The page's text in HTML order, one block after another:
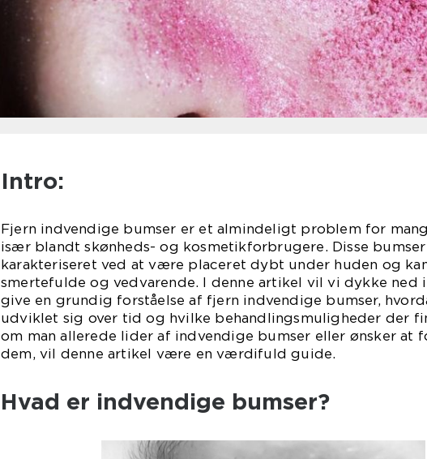
Intro:
Fjern indvendige bumser er et almindeligt problem for
især blandt skønheds- og kosmetikforbrugere. Disse
karakteriseret ved at være placeret dybt under huden og
smertefulde og vedvarende. I denne artikel vil vi dykke ned
give en grundig forståelse af fjern indvendige bumser,
udviklet sig over tid og hvilke behandlingsmuligheder der
om man allerede lider af indvendige bumser eller ønsker at
dem, vil denne artikel være en værdifuld guide.
Hvad er indvendige bumser?